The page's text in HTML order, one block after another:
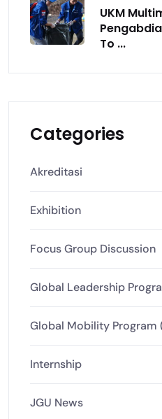
UKM
To ...
Categories
Akreditasi
Exhibition
Focus Group Discussion
Global Leadership
Global Mobility Program
Internship
JGU News